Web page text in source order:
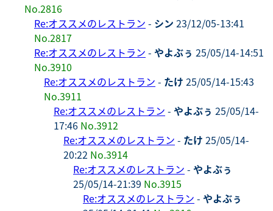
No.2816
Re:オススメのレストラン - シン 23/12/05-13:41
No.2817
Re:オススメのレストラン - やよぶぅ 25/05/14-14:51
No.3910
Re:オススメのレストラン - たけ 25/05/14-15:43
No.3911
Re:オススメのレストラン - やよぶぅ 25/05/14-
17:46 No.3912
Re:オススメのレストラン - たけ 25/05/14-
20:22 No.3914
Re:オススメのレストラン - やよぶぅ
25/05/14-21:39 No.3915
Re:オススメのレストラン - やよぶぅ